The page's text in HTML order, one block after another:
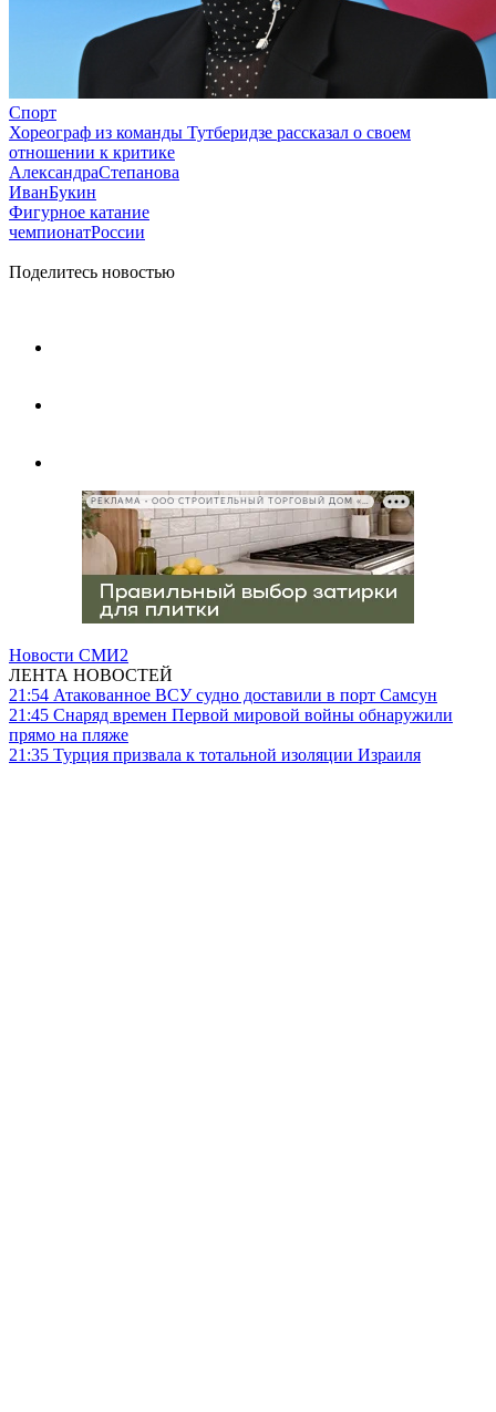
Спорт
Хореограф из команды Тутберидзе рассказал о своем
отношении к критике
АлександраСтепанова
ИванБукин
Фигурное катание
чемпионатРоссии
Поделитесь новостью
РЕКЛАМА • ООО СТРОИТЕЛЬНЫЙ ТОРГОВЫЙ ДОМ «ПЕТРОВИЧ», ИНН 7802348846
Новости СМИ2
ЛЕНТА НОВОСТЕЙ
21:54 Атакованное ВСУ судно доставили в порт Самсун
21:45 Снаряд времен Первой мировой войны обнаружили
прямо на пляже
21:35 Турция призвала к тотальной изоляции Израиля